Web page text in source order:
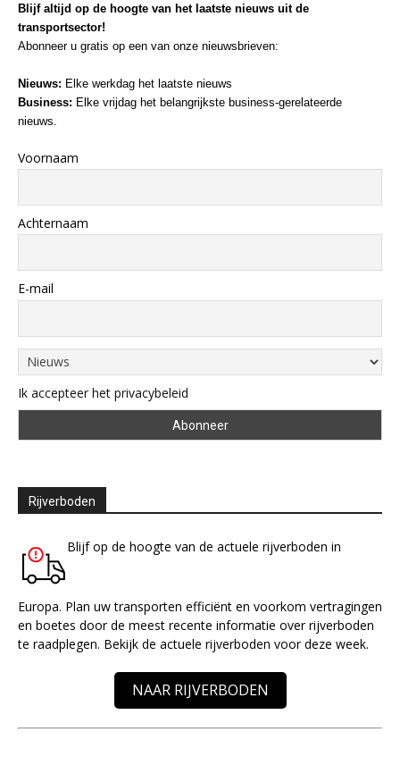
Blijf altijd op de hoogte van het laatste nieuws uit de
transportsector!
Abonneer u gratis op een van onze nieuwsbrieven:
Nieuws: Elke werkdag het laatste nieuws
Business: Elke vrijdag het belangrijkste business-gerelateerde
nieuws.
Voornaam
Achternaam
E-mail
Ik accepteer het privacybeleid
Rijverboden
Blijf op de hoogte van de actuele rijverboden in
Europa. Plan uw transporten efficiënt en voorkom vertragingen
en boetes door de meest recente informatie over rijverboden
te raadplegen. Bekijk de actuele rijverboden voor deze week.
NAAR RIJVERBODEN